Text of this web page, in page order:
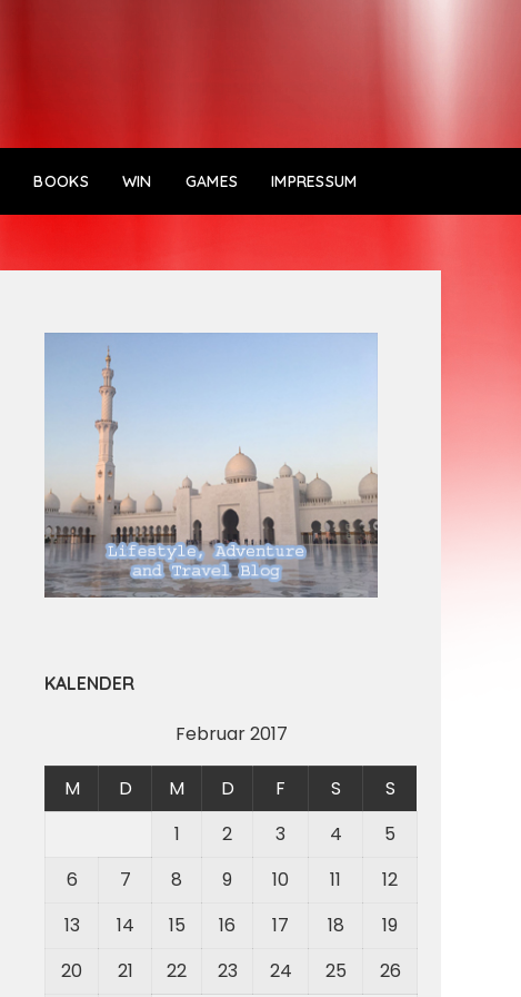
BOOKS WIN GAMES IMPRESSUM
KALENDER
Februar 2017
M D M D F S
S
1
2 3 4
5
6
7 8 9 10 11
12
13
14 15 16 17 18
19
20
21 22 23 24 25 26